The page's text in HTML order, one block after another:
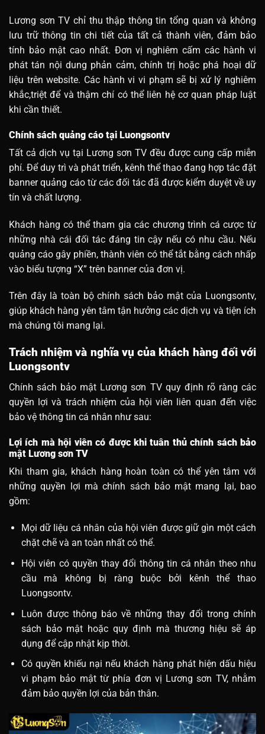
Lương sơn TV chỉ thu thập thông tin tổng quan và không
lưu trữ thông tin chi tiết của tất cả thành viên, đảm bảo
tính bảo mật cao nhất. Đơn vị nghiêm cấm các hành vi
phát tán nội dung phản cảm, chính trị hoặc phá hoại dữ
liệu trên website. Các hành vi vi phạm sẽ bị xử lý nghiêm
khắc,triệt để và thậm chí có thể liên hệ cơ quan pháp luật
khi cần thiết.
Chính sách quảng cáo tại Luongsontv
Tất cả dịch vụ tại Lương sơn TV đều được cung cấp miễn
phí. Để duy trì và phát triển, kênh thể thao đang hợp tác đặt
banner quảng cáo từ các đối tác đã được kiểm duyệt về uy
tín và chất lượng.
Khách hàng có thể tham gia các chương trình cá cược từ
những nhà cái đối tác đáng tin cậy nếu có nhu cầu. Nếu
quảng cáo gây phiền, thành viên có thể tắt bằng cách nhấp
vào biểu tượng “X” trên banner của đơn vị.
Trên đây là toàn bộ chính sách bảo mật của Luongsontv,
giúp khách hàng yên tâm tận hưởng các dịch vụ và tiện ích
mà chúng tôi mang lại.
Trách nhiệm và nghĩa vụ của khách hàng đối với
Luongsontv
Chính sách bảo mật Lương sơn TVquy định rõ ràng các
quyền lợi và trách nhiệm của hội viên liên quan đến việc
bảo vệ thông tin cá nhân như sau:
Lợi ích mà hội viên có được khi tuân thủ chính sách bảo
mật Lương sơn TV
Khi tham gia, khách hàng hoàn toàn có thể yên tâm với
những quyền lợi mà chính sách bảo mật mang lại, bao
gồm:
Mọi dữ liệu cá nhân của hội viên được giữ gìn một cách
chặt chẽ và an toàn nhất có thể.
Hội viên có quyền thay đổi thông tin cá nhân theo nhu
cầu mà không bị ràng buộc bởi kênh thể thao
Luongsontv.
Luôn được thông báo về những thay đổi trong chính
sách bảo mật hoặc quy định mà thương hiệu sẽ áp
dụng để cập nhật kịp thời.
Có quyền khiếu nại nếu khách hàng phát hiện dấu hiệu
vi phạm bảo mật từ phía đơn vị Lương sơn TV, nhằm
đảm bảo quyền lợi của bản thân.